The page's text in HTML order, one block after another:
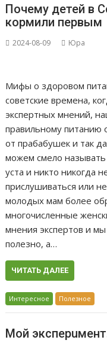
Почему детей в
кормили первым
2024-08-09 Юра
Мифы о здоровом
советские времена,
экспертных мнений,
правильному питанию
от прабабушек и так
можем смело
уста и никто никогда
прислушиваться или
молодых мам более
многочисленные
мнения экспертов и
полезно, а…
ЧИТАТЬ ДАЛЕЕ
Интересное Полезное
Мой